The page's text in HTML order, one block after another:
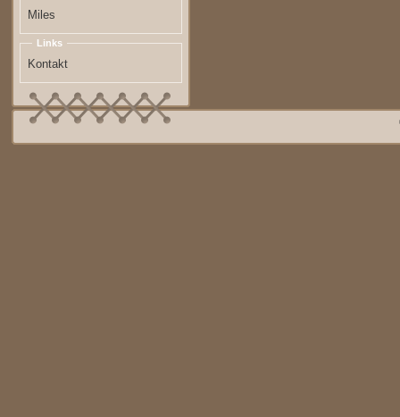
Miles
Links
Kontakt